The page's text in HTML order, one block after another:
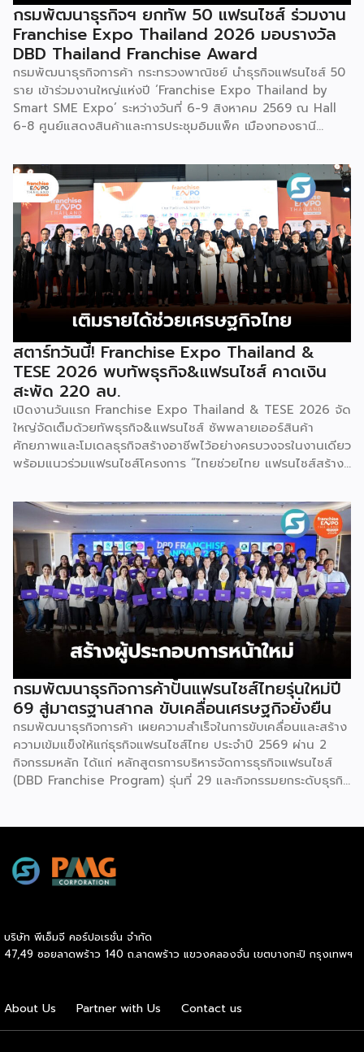
กรมพัฒนาธุรกิจฯ ยกทัพ 50 แฟรนไชส์ ร่วมงาน
Franchise Expo Thailand 2026 มอบรางวัล
DBD Thailand Franchise Award
กรมพัฒนาธุรกิจการค้า กระทรวงพาณิชย์ นำธุรกิจแฟรนไชส์ 50
ราย เข้าร่วมงานใหญ่แห่งปี ‘Franchise Expo Thailand by
Smart SME Expo’ ระหว่างวันที่ 6-9 สิงหาคม 2569 ณ Hall
6-8 ศูนย์แสดงสินค้าและการประชุมอิมแพ็ค เมืองทองธานี
2026 ให้แก่ผู้ประกอบธุรกิจแฟรนไชส์ที่อยู่ในการส่งเสริมสนับสนุน
ของกรมฯ นายพูนพงษ์ นัยนาภากรณ์ อธิบดีกรมพัฒนาธุรกิจ
การค้า กระทรวงพาณิชย์ เปิดเผยภายหลังเป็นประธานเปิดงาน
“งานแฟรนไชส์ เอ็กซ์โป ไทยแลนด์ บาย สมาร์ท เอสเอ็มอี เอ็กซ์
โป (Franchise Expo Thailand by Smart SME Expo)” ซึ่ง
เป็นงานแสดงธุรกิจแฟรนไชส์ชั้นนำที่จัดขึ้นโดย บริษัท พีเอ็มจี
คอร์ปอเรชัน จำกัด เพื่อยกระดับศักยภาพของผู้ประกอบการและ
เจ้าของธุรกิจที่ต้องการขยายกิจการผ่านระบบแฟรนไชส์ […]
สตาร์ทวันนี้! Franchise Expo Thailand &
TESE 2026 พบทัพธุรกิจ&แฟรนไชส์ คาดเงิน
สะพัด 220 ลบ.
เปิดงานวันแรก Franchise Expo Thailand & TESE 2026 จัด
ใหญ่จัดเต็มด้วยทัพธุรกิจ&แฟรนไชส์ ซัพพลายเออร์สินค้า
ศักยภาพและโมเดลธุรกิจสร้างอาชีพไว้อย่างครบวงจรในงานเดียว
พร้อมแนวร่วมแฟรนไชส์โครงการ “ไทยช่วยไทย แฟรนไชส์สร้าง
รวมกว่า 250 บูธ บนพื้นที่ 15,000 ตารางเมตร หวังเป็นทาง
เลือกสร้างรายได้เพิ่มและพยุงเศรษฐกิจไทยให้ฟื้นตัว เสิร์ฟครบ
จบในงานด้วยสินเชื่อ และทำเลทองทั่วประเทศ พร้อมเสวนาให้
ความรู้โดยผู้ทรงคุณวุฒิคับคั่ง และกิจกรรมเจรจาจับคู่ธุรกิจทั้งใน
และต่างประเทศ งานจัดต่อเนื่องระหว่างวันที่ 6-9 สิงหาคมนี้ ที่
ฮอลล์ 6-8 อิมแพ็คเมืองทองธานี คาดเม็ดเงินสะพัดในงานราว
220 ล้านบาท นายพูนพงษ์ นัยนาภากรณ์ อธิบดีกรมพัฒนา
ธุรกิจการค้า กระทรวงพาณิชย์ กล่าวว่า งาน ” Franchise Expo
Thailand & Thailand E-Commerce Selection Expo
(TESE 2026) เป็นเวทีแสดงธุรกิจแฟรนไชส์และโซลูชั่นส์แบบครบ
วงจร […]
กรมพัฒนาธุรกิจการค้าปั้นแฟรนไชส์ไทยรุ่นใหม่ปี
69 สู่มาตรฐานสากล ขับเคลื่อนเศรษฐกิจยั่งยืน
กรมพัฒนาธุรกิจการค้า เผยความสำเร็จในการขับเคลื่อนและสร้าง
ความเข้มแข็งให้แก่ธุรกิจแฟรนไชส์ไทย ประจำปี 2569 ผ่าน 2
กิจกรรมหลัก ได้แก่ หลักสูตรการบริหารจัดการธุรกิจแฟรนไชส์
(DBD Franchise Program) รุ่นที่ 29 และกิจกรรมยกระดับธุรกิจ
กรมพัฒนาธุรกิจการค้า กระทรวงพาณิชย์ เปิดเผยภายหลังเป็น
ประธานมอบประกาศนียบัตรแก่ผู้ประกอบการแฟรนไชส์ใน 2
กิจกรรมแรกเป็นการอบรมหลักสูตรการบริหารจัดการธุรกิจแฟรน
ไชส์ (DBD Franchise Program: DBD-FP) รุ่นที่ 29 ซึ่งเป็น
คุณวุฒิจากภาครัฐ ภาคเอกชน และสถาบันการศึกษา ที่มาร่วมบ่ม
เพาะความรู้เชิงปฏิบัติการให้แก่ผู้ประกอบธุรกิจแฟรนไชส์อย่างเข้ม
บริษัท พีเอ็มจี คอร์ปอเรชั่น จำกัด
47,49 ซอยลาดพร้าว 140 ถ.ลาดพร้าว แขวงคลองจั่น เขตบางกะปิ กรุงเทพฯ
About Us Partner with Us Contact us